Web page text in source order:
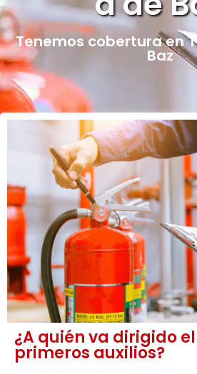
Tenemos cobertura en
Baz
¿A quién va dirigido
primeros auxilios?